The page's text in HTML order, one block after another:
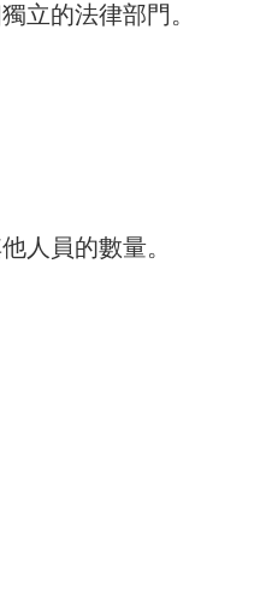
立的法律部門。
人員的數量。